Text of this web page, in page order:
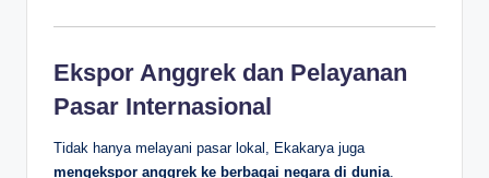
Ekspor Anggrek dan Pelayanan
Pasar Internasional
Tidak hanya melayani pasar lokal, Ekakarya juga
mengekspor anggrek ke berbagai negara di dunia